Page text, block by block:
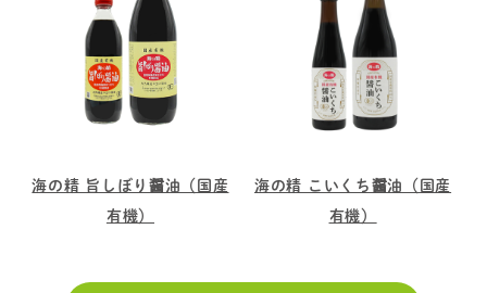
海の精 旨しぼり醤油（国産
有機）
海の精 こいくち醤油（国産
有機）